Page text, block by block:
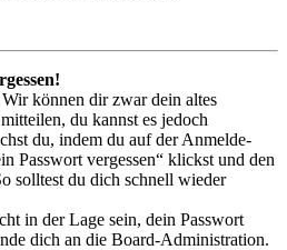
können dir zwar dein altes
du kannst es jedoch
du, indem du auf der Anmelde-
Passwort vergessen“ klickst und den
solltest du dich schnell wieder
in der Lage sein, dein Passwort
dich an die Board-Administration.